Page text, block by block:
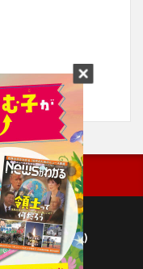
(毎日新聞出版)
聞社)